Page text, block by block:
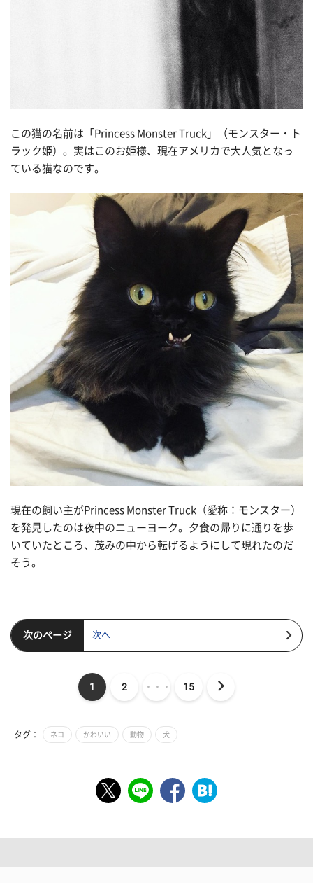
この猫の名前は「Princess Monster Truck」（モンスター・ト
ラック姫）。実はこのお姫様、現在アメリカで大人気となっ
ている猫なのです。
現在の飼い主がPrincess Monster Truck（愛称：モンスター）
を発見したのは夜中のニューヨーク。夕食の帰りに通りを歩
いていたところ、茂みの中から転げるようにして現れたのだ
そう。
次のページ 次へ
1 2 ・・・ 15
タグ： ネコ かわいい 動物 犬